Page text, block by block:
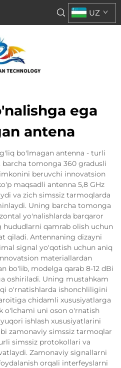
UZ
ega
antena
bo'lmagan antenna - turli
tomonga 360 gradusli
beruvchi innovatsion
maqsadli antenna 5,8 GHz
va zich simssiz tarmoqlarda
Uning barcha tomonga
yo'nalishlarda barqaror
hududlarni qamrab olish uchun
qiladi. Antennaning dizayni
signal yo'qotish uchun aniq
materiallardan
bo'lib, modelga qarab 8-12 dBi
oshiriladi. Uning mustahkam
o'rnatishlarda ishonchliligini
chidamli xususiyatlarga
o'lchami uni oson o'rnatish
ishlash xususiyatlarini
zamonaviy simssiz tarmoqlar
simssiz protokollari va
Zamonaviy signallarni
orqali interfeyslarni